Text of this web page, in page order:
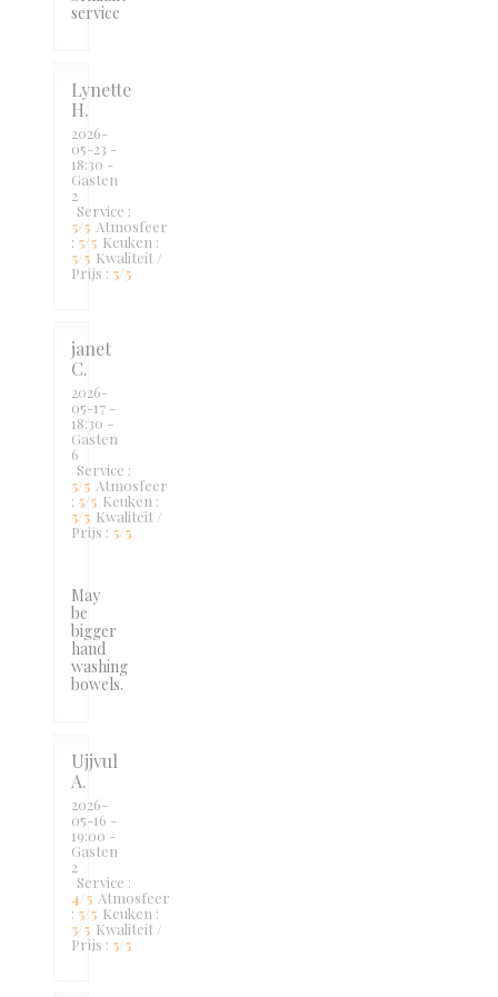
service
Lynette
H
2026-
05-23 -
18:30 -
Gasten
2
Service :
5/5 Atmosfeer
: 5/5 Keuken :
5/5 Kwaliteit /
Prijs : 5/5
janet
C
2026-
05-17 -
18:30 -
Gasten
6
Service :
5/5 Atmosfeer
: 5/5 Keuken :
5/5 Kwaliteit /
Prijs : 5/5
May
be
bigger
hand
washing
bowels.
Ujjvul
A
2026-
05-16 -
19:00 -
Gasten
2
Service :
4/5 Atmosfeer
: 5/5 Keuken :
5/5 Kwaliteit /
Prijs : 5/5